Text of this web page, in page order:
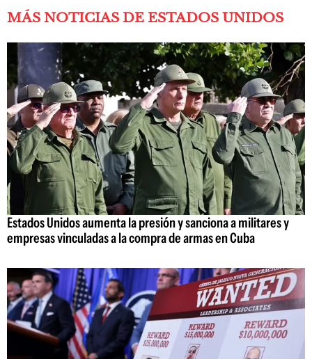
MÁS NOTICIAS DE ESTADOS UNIDOS
Estados Unidos aumenta la presión y sanciona a militares y
empresas vinculadas a la compra de armas en Cuba